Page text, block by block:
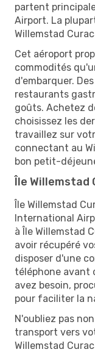
partent
Airport. La
Willemstad
Cet aéroport
commodités
d'embarquer.
restaurants
goûts. Achetez
choisissez les
travaillez sur
connectant au
bon petit-
Île Willemstad
Île Willemstad
International
à Île Willemstad
avoir récupéré
disposer d'une
téléphone avant
avez besoin,
pour faciliter la
N'oubliez pas
transport vers
Willemstad